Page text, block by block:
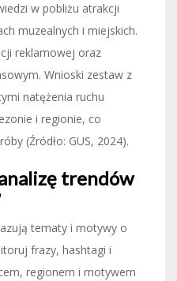
w pobliżu atrakcji
muzealnych i miejskich.
reklamowej oraz
Wnioski zestaw z
natężenia ruchu
i regionie, co
(Źródło: GUS, 2024).
trendów
tematy i motywy o
frazy, hashtagi i
regionem i motywem